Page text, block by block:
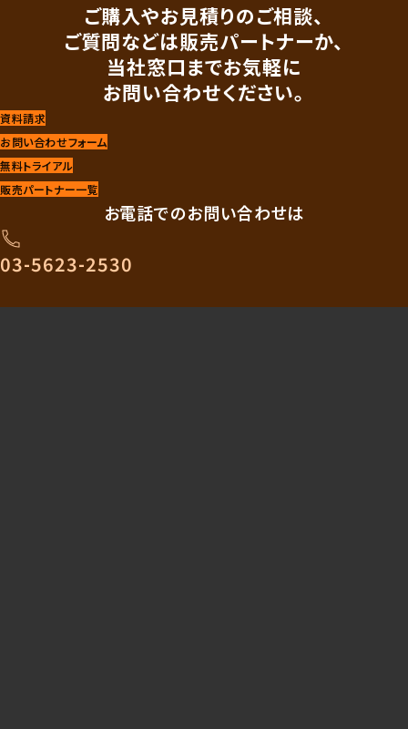
ご購入やお見積りのご相談、
ご質問などは販売パートナーか、
当社窓口までお気軽に
お問い合わせください。
資料請求
お問い合わせフォーム
無料トライアル
販売パートナー一覧
お電話でのお問い合わせは
03-5623-2530